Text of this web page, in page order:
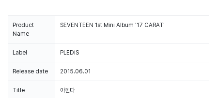
Product
Name
SEVENTEEN 1st Mini Album '17 CARAT'
Label PLEDIS
Release date 2015.06.01
Title 아낀다